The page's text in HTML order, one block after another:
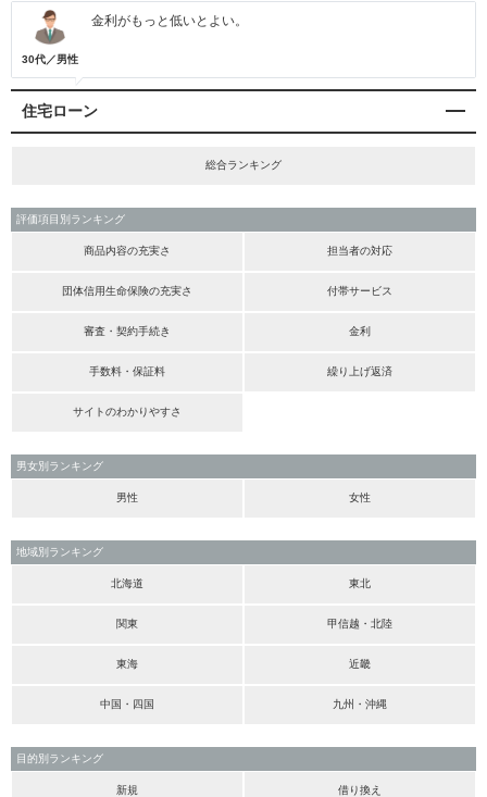
30代／男性
金利がもっと低いとよい。
住宅ローン
総合ランキング
評価項目別ランキング
商品内容の充実さ 担当者の対応
団体信用生命保険の充実さ 付帯サービス
審査・契約手続き 金利
手数料・保証料 繰り上げ返済
サイトのわかりやすさ
男女別ランキング
男性 女性
地域別ランキング
北海道 東北
関東 甲信越・北陸
東海 近畿
中国・四国 九州・沖縄
目的別ランキング
新規 借り換え